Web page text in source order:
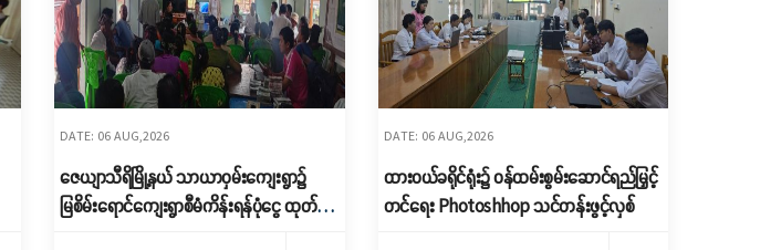
DATE: 06 AUG,2026
ဇေယျာသီရိမြို့နယ် သာယာဝှမ်းကျေးရွာ၌
မြစိမ်းရောင်ကျေးရွာစီမံကိန်းရန်ပုံငွေ ထုတ်
DATE: 06 AUG,2026
ထားဝယ်ခရိုင်ရုံး၌ ဝန်ထမ်းစွမ်းဆောင်ရည်မြှင့်
တင်ရေး Photoshhop သင်တန်းဖွင့်လှစ်